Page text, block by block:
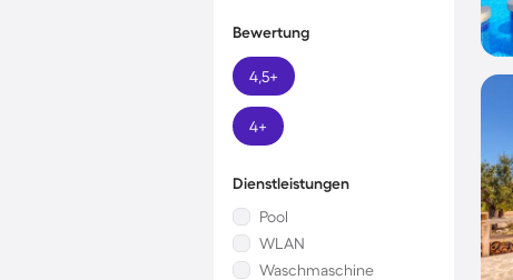
Bewertung
4,5+
4+
Dienstleistungen
Pool
WLAN
Waschmaschine